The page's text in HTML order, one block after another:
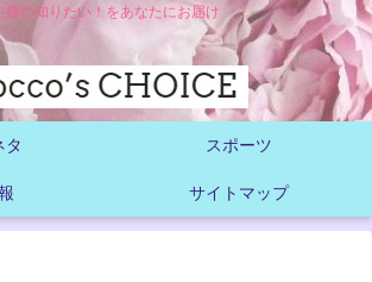
婦の知りたい！をあなたにお届け
タ スポーツ
サイトマップ